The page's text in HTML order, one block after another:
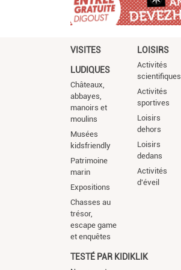
VISITES
LUDIQUES
Châteaux,
abbayes,
manoirs et
moulins
Musées
kidsfriendly
Patrimoine
marin
Expositions
Chasses au
trésor,
escape game
et enquêtes
LOISIRS
Activités
scientifiques
Activités
sportives
Loisirs
dehors
Loisirs
dedans
Activités
d'éveil
TESTÉ PAR KIDIKLIK